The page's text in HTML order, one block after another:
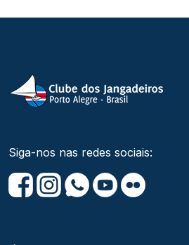
Siga-nos nas redes sociais: